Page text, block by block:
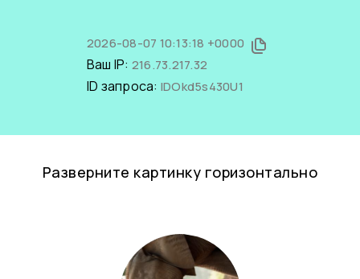
2026-08-07 10:13:18 +0000
Ваш IP: 216.73.217.32
ID запроса: IDOkd5s430U1
Разверните картинку горизонтально